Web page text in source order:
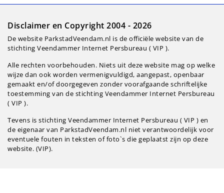
Disclaimer en Copyright 2004 - 2026
De website ParkstadVeendam.nl is de officiële website van de
stichting Veendammer Internet Persbureau ( VIP ).
Alle rechten voorbehouden. Niets uit deze website mag op welke
wijze dan ook worden vermenigvuldigd, aangepast, openbaar
gemaakt en/of doorgegeven zonder voorafgaande schriftelijke
toestemming van de stichting Veendammer Internet Persbureau
( VIP ).
Tevens is stichting Veendammer Internet Persbureau ( VIP ) en
de eigenaar van ParkstadVeendam.nl niet verantwoordelijk voor
eventuele fouten in teksten of foto`s die geplaatst zijn op deze
website. (VIP).